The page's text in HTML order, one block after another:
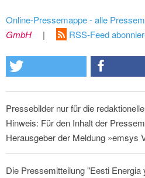
Online-Pressemappe - alle
GmbH
| RSS-Feed
Pressebilder nur für die
Hinweis: Für den Inhalt der
Herausgeber der Meldung »emsys
Die Pressemitteilung "Eesti